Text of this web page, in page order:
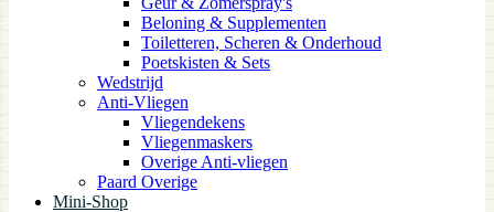
Beloning & Supplementen
Toiletteren, Scheren & Onderhoud
Poetskisten & Sets
Wedstrijd
Anti-Vliegen
Vliegendekens
Vliegenmaskers
Overige Anti-vliegen
Paard Overige
Mini-Shop